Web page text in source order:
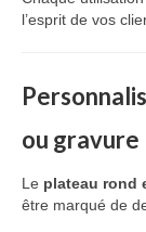
l’esprit de vos
ou gravure
Le plateau rond
être marqué de